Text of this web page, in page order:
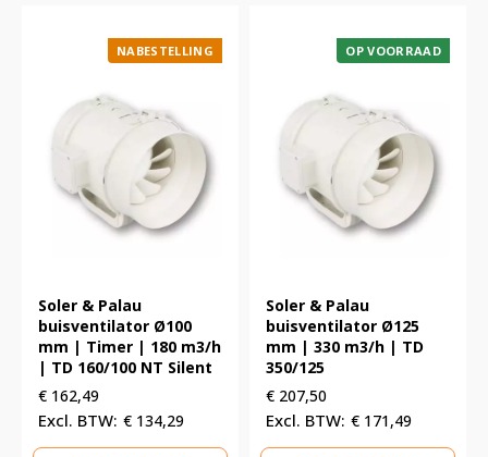
NABESTELLING
Soler & Palau
buisventilator Ø100
mm | Timer | 180 m3/h
| TD 160/100 NT Silent
€ 162,49
€ 134,29
OP VOORRAAD
Soler & Palau
buisventilator Ø125
mm | 330 m3/h | TD
350/125
€ 207,50
€ 171,49